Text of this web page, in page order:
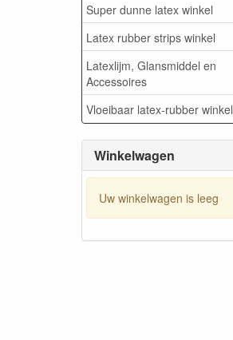
Super dunne latex winkel
Latex rubber strips winkel
Latexlijm, Glansmiddel en
Accessoires
Vloeibaar latex-rubber winkel
Winkelwagen
Uw winkelwagen is leeg